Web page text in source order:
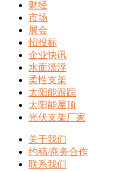
财经
市场
展会
招投标
企业快讯
水面漂浮
柔性支架
太阳能跟踪
太阳能屋顶
光伏支架厂家
关于我们
约稿/商务合作
联系我们